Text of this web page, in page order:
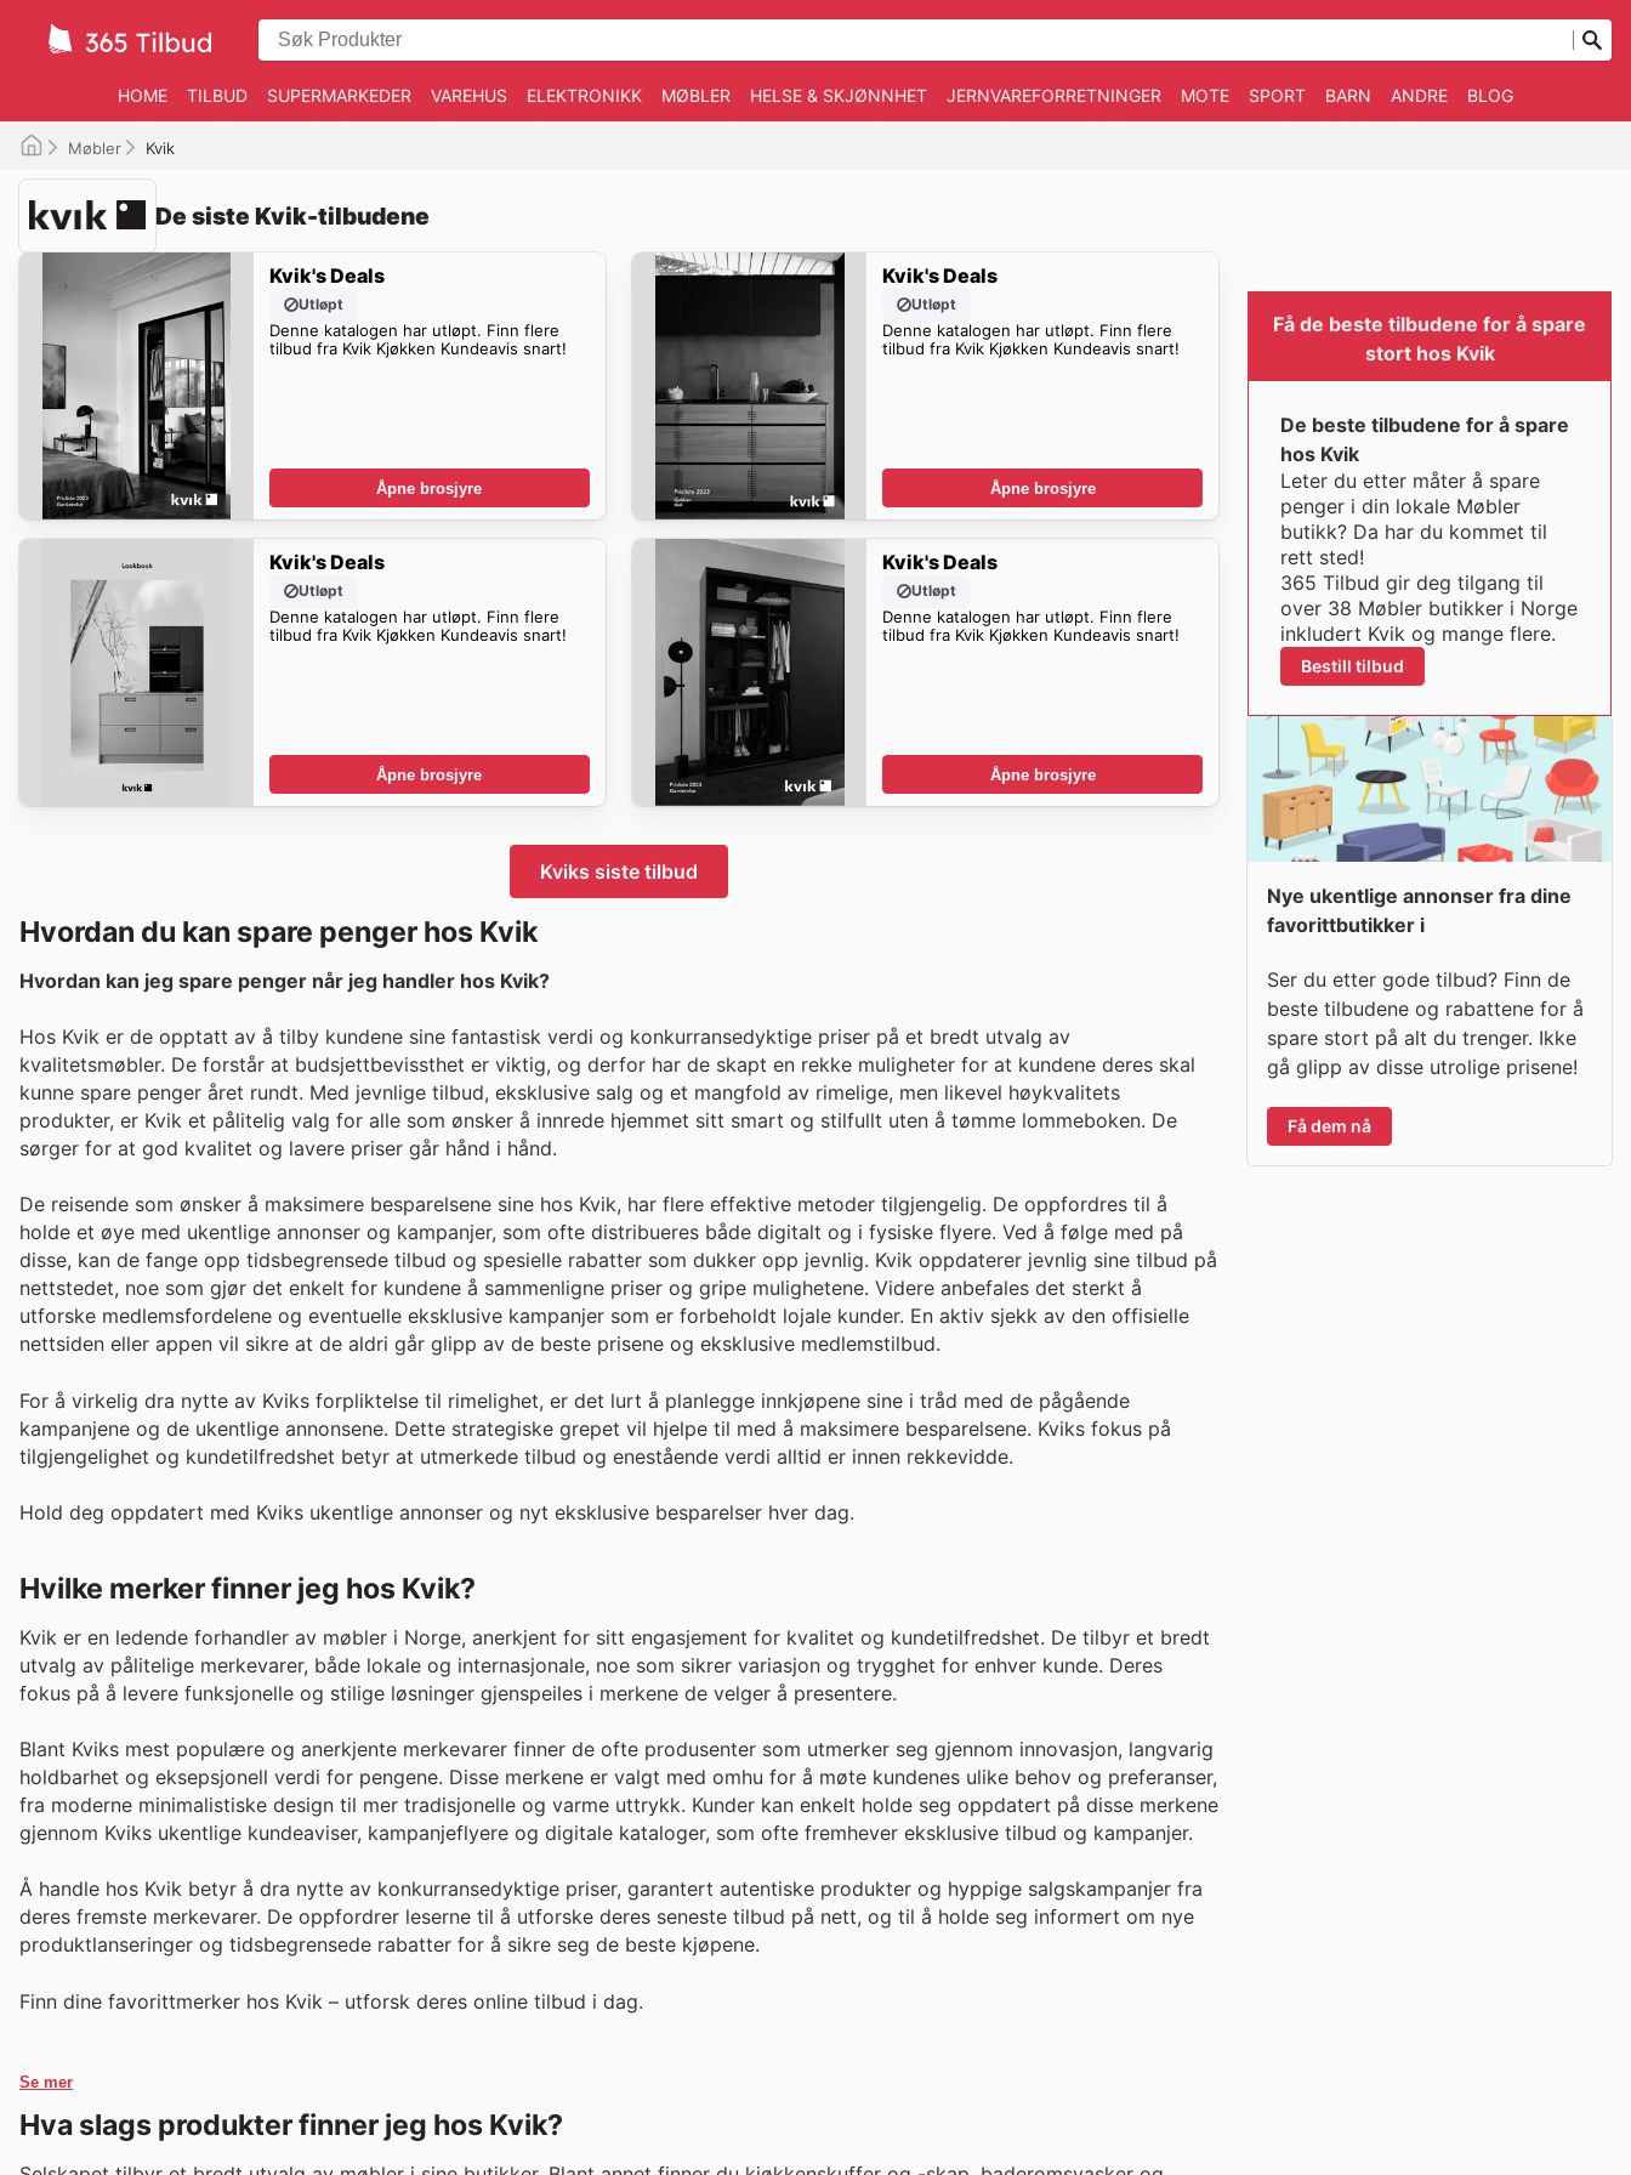
HOME TILBUD SUPERMARKEDER VAREHUS ELEKTRONIKK MØBLER HELSE & SKJØNNHET JERNVAREFORRETNINGER MOTE SPORT BARN ANDRE BLOG
Møbler Kvik
De siste Kvik-tilbudene
Kvik's Deals
Utløpt
Denne katalogen har utløpt. Finn flere
tilbud fra Kvik Kjøkken Kundeavis snart!
Åpne brosjyre
Kvik's Deals
Utløpt
Denne katalogen har utløpt. Finn flere
tilbud fra Kvik Kjøkken Kundeavis snart!
Åpne brosjyre
Kvik's Deals
Utløpt
Denne katalogen har utløpt. Finn flere
tilbud fra Kvik Kjøkken Kundeavis snart!
Åpne brosjyre
Kvik's Deals
Utløpt
Denne katalogen har utløpt. Finn flere
tilbud fra Kvik Kjøkken Kundeavis snart!
Åpne brosjyre
Kviks siste tilbud
Hvordan du kan spare penger hos Kvik
Hvordan kan jeg spare penger når jeg handler hos Kvik?
Hos Kvik er de opptatt av å tilby kundene sine fantastisk verdi og konkurransedyktige priser på et bredt utvalg av
kvalitetsmøbler. De forstår at budsjettbevissthet er viktig, og derfor har de skapt en rekke muligheter for at kundene deres skal
kunne spare penger året rundt. Med jevnlige tilbud, eksklusive salg og et mangfold av rimelige, men likevel høykvalitets
produkter, er Kvik et pålitelig valg for alle som ønsker å innrede hjemmet sitt smart og stilfullt uten å tømme lommeboken. De
sørger for at god kvalitet og lavere priser går hånd i hånd.
De reisende som ønsker å maksimere besparelsene sine hos Kvik, har flere effektive metoder tilgjengelig. De oppfordres til å
holde et øye med ukentlige annonser og kampanjer, som ofte distribueres både digitalt og i fysiske flyere. Ved å følge med på
disse, kan de fange opp tidsbegrensede tilbud og spesielle rabatter som dukker opp jevnlig. Kvik oppdaterer jevnlig sine tilbud på
nettstedet, noe som gjør det enkelt for kundene å sammenligne priser og gripe mulighetene. Videre anbefales det sterkt å
utforske medlemsfordelene og eventuelle eksklusive kampanjer som er forbeholdt lojale kunder. En aktiv sjekk av den offisielle
nettsiden eller appen vil sikre at de aldri går glipp av de beste prisene og eksklusive medlemstilbud.
For å virkelig dra nytte av Kviks forpliktelse til rimelighet, er det lurt å planlegge innkjøpene sine i tråd med de pågående
kampanjene og de ukentlige annonsene. Dette strategiske grepet vil hjelpe til med å maksimere besparelsene. Kviks fokus på
tilgjengelighet og kundetilfredshet betyr at utmerkede tilbud og enestående verdi alltid er innen rekkevidde.
Hold deg oppdatert med Kviks ukentlige annonser og nyt eksklusive besparelser hver dag.
Hvilke merker finner jeg hos Kvik?
Kvik er en ledende forhandler av møbler i Norge, anerkjent for sitt engasjement for kvalitet og kundetilfredshet. De tilbyr et bredt
utvalg av pålitelige merkevarer, både lokale og internasjonale, noe som sikrer variasjon og trygghet for enhver kunde. Deres
fokus på å levere funksjonelle og stilige løsninger gjenspeiles i merkene de velger å presentere.
Blant Kviks mest populære og anerkjente merkevarer finner de ofte produsenter som utmerker seg gjennom innovasjon, langvarig
holdbarhet og eksepsjonell verdi for pengene. Disse merkene er valgt med omhu for å møte kundenes ulike behov og preferanser,
fra moderne minimalistiske design til mer tradisjonelle og varme uttrykk. Kunder kan enkelt holde seg oppdatert på disse merkene
gjennom Kviks ukentlige kundeaviser, kampanjeflyere og digitale kataloger, som ofte fremhever eksklusive tilbud og kampanjer.
Å handle hos Kvik betyr å dra nytte av konkurransedyktige priser, garantert autentiske produkter og hyppige salgskampanjer fra
deres fremste merkevarer. De oppfordrer leserne til å utforske deres seneste tilbud på nett, og til å holde seg informert om nye
produktlanseringer og tidsbegrensede rabatter for å sikre seg de beste kjøpene.
Finn dine favorittmerker hos Kvik – utforsk deres online tilbud i dag.
Se mer
Hva slags produkter finner jeg hos Kvik?
Få de beste tilbudene for å spare
stort hos Kvik
De beste tilbudene for å spare
hos Kvik
Leter du etter måter å spare
penger i din lokale Møbler
butikk? Da har du kommet til
rett sted!
365 Tilbud gir deg tilgang til
over 38 Møbler butikker i Norge
inkludert Kvik og mange flere.
Bestill tilbud
Nye ukentlige annonser fra dine
favorittbutikker i
Ser du etter gode tilbud? Finn de
beste tilbudene og rabattene for å
spare stort på alt du trenger. Ikke
gå glipp av disse utrolige prisene!
Få dem nå